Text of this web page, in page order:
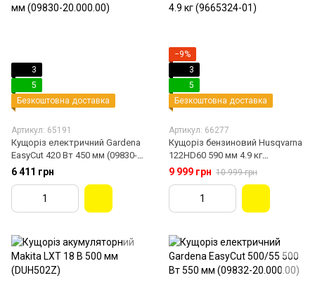
3
5
Безкоштовна доставка
Артикул: 65191
Кущоріз електричний Gardena
EasyCut 420 Вт 450 мм (09830-
20.000.00)
6 411 грн
−9%
3
5
Безкоштовна доставка
Артикул: 66277
Кущоріз бензиновий Husqvarna
122HD60 590 мм 4.9 кг
(9665324-01)
9 999 грн 10 999 грн